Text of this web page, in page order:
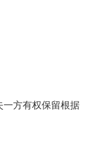
一方有权保留根据